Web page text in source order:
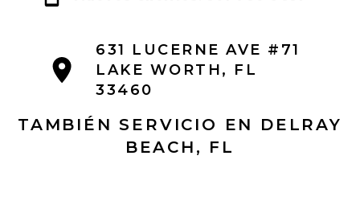
631 LUCERNE AVE #71
LAKE WORTH, FL
33460
TAMBIÉN SERVICIO EN DELRAY
BEACH, FL